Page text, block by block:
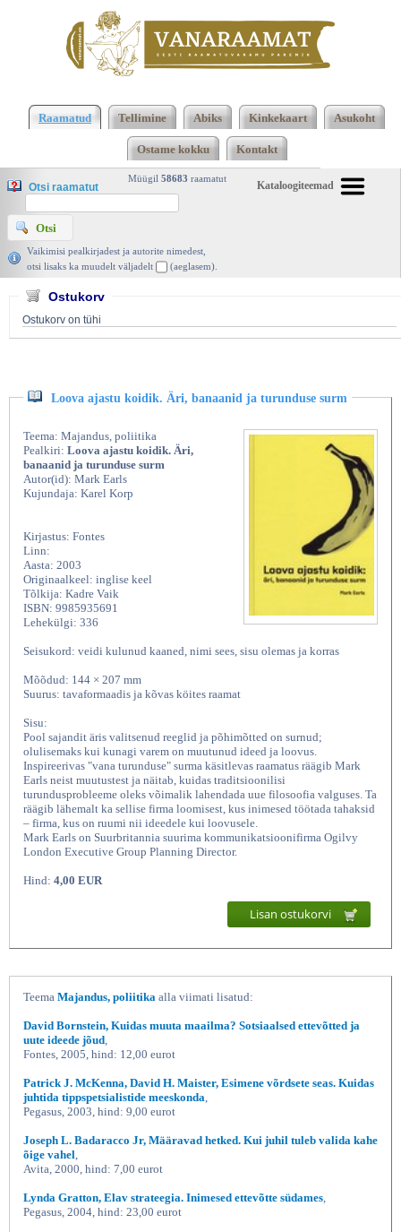
Loova ajastu koidik Äri,
koidik. Äri, banaanid ja turunduse surm, Mark
Earls, Fontes 2003 | vanaraamat. ee
Raamatud Tellimine Abiks Kinkekaart Asukoht
Ostame kokku Kontakt
Kataloogiteemad
Müügil 58683 raamatut
Otsi raamatut
Vaikimisi pealkirjadest ja autorite nimedest,
otsi lisaks ka muudelt väljadelt
(aeglasem).
Ostukorv
Ostukorv on tühi
Loova ajastu koidik. Äri, banaanid ja turunduse surm
Teema: Majandus, poliitika
Pealkiri: Loova ajastu koidik. Äri,
banaanid ja turunduse surm
Autor(id): Mark Earls
Kujundaja: Karel Korp
Kirjastus: Fontes
Linn:
Aasta: 2003
Originaalkeel: inglise keel
Tõlkija: Kadre Vaik
ISBN: 9985935691
Lehekülgi: 336
Seisukord: veidi kulunud kaaned, nimi sees, sisu olemas ja korras
Mõõdud: 144 × 207 mm
Suurus: tavaformaadis ja kõvas köites raamat
Sisu:
Pool sajandit äris valitsenud reeglid ja põhimõtted on surnud;
olulisemaks kui kunagi varem on muutunud ideed ja loovus.
Inspireerivas "vana turunduse" surma käsitlevas raamatus räägib Mark
Earls neist muutustest ja näitab, kuidas traditsioonilisi
turundusprobleeme oleks võimalik lahendada uue filosoofia valguses. Ta
räägib lähemalt ka sellise firma loomisest, kus inimesed töötada tahaksid
– firma, kus on ruumi nii ideedele kui loovusele.
Mark Earls on Suurbritannia suurima kommunikatsioonifirma Ogilvy
London Executive Group Planning Director.
Hind: 4,00 EUR
Lisan ostukorvi
Teema Majandus, poliitika alla viimati lisatud:
David Bornstein, Kuidas muuta maailma? Sotsiaalsed ettevõtted ja
uute ideede jõud
Fontes, 2005, hind: 12,00 eurot
Patrick J. McKenna, David H. Maister, Esimene võrdsete seas. Kuidas
juhtida tippspetsialistide meeskonda
Pegasus, 2003, hind: 9,00 eurot
Joseph L. Badaracco Jr, Määravad hetked. Kui juhil tuleb valida kahe
õige vahel
Avita, 2000, hind: 7,00 eurot
Lynda Gratton, Elav strateegia. Inimesed ettevõtte südames
Pegasus, 2004, hind: 23,00 eurot